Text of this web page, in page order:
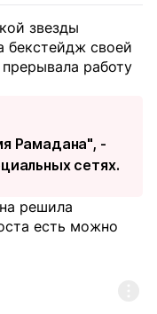
звезды
бекстейдж своей
работу
Рамадана", -
сетях.
решила
есть можно